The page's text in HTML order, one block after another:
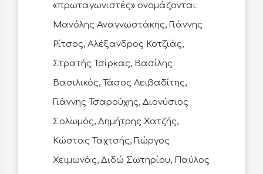
«πρωταγωνιστές» ονομάζονται:
Μανόλης Αναγνωστάκης, Γιάννης
Ρίτσος, Αλέξανδρος Κοτζιάς,
Στρατής Τσίρκας, Βασίλης
Βασιλικός, Τάσος Λειβαδίτης,
Γιάννης Τσαρούχης, Διονύσιος
Σολωμός, Δημήτρης Χατζής,
Κώστας Ταχτσής, Γιώργος
Χειμωνάς, Διδώ Σωτηρίου, Παύλος